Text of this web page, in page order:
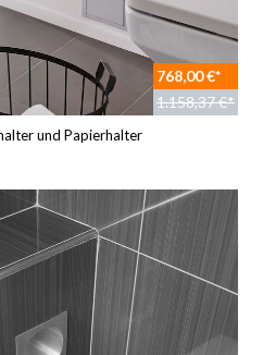
768,00 €*
1.158,37 €*
und Papierhalter